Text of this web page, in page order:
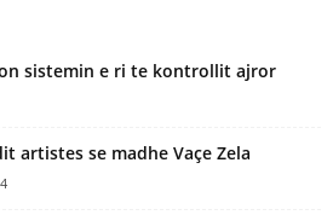
sistemin e ri te kontrollit ajror
artistes se madhe Vaçe Zela